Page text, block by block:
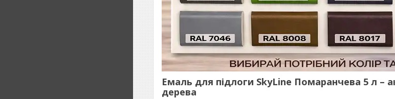
Емаль для підлоги SkyLine Помаранчева 5 л –
дерева